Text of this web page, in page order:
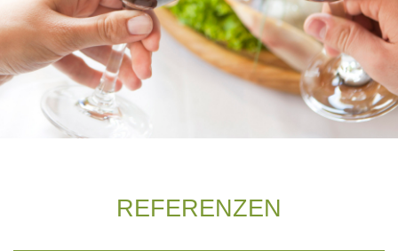
REFERENZEN